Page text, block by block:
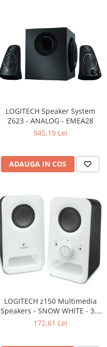
LOGITECH Speaker System
Z623 - ANALOG - EMEA28
945,19 Lei
ADAUGA IN COS
LOGITECH z150 Multimedia
Speakers - SNOW WHITE - 3.5
MM - EU
172,61 Lei